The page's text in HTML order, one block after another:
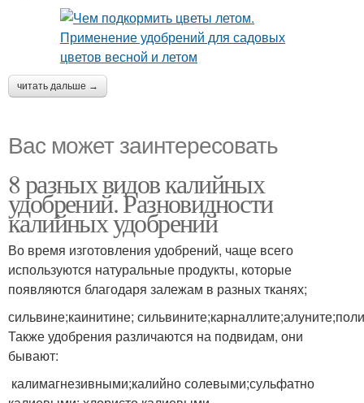
читать дальше →
Вас может заинтересовать
8 разных видов калийных
удобрений. Разновидности
калийных удобрений
Во время изготовления удобрений, чаще всего
используются натуральные продукты, которые
появляются благодаря залежам в разных тканях;
сильвине;каинитине;
Также удобрения различаются на подвидам, они
бывают:
калимагнезивными;калийно солевыми;сульфатно